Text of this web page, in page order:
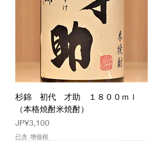
杉錦 初代 才助 １８００ｍｌ
（本格焼酎米焼酎）
價格
JP¥3,100
已含 增值税